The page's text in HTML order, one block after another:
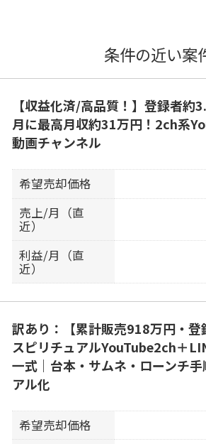
条件の近い案
【収益化済/高品質！】登録者約
月に最高月収約31万円！2ch系
動画チャンネル
希望売却価格
売上/月（直
近）
利益/月（直
近）
訳あり：【累計販売918万円・
スピリチュアルYouTube2ch＋
一式｜台本・サムネ・ローンチ
アル化
希望売却価格